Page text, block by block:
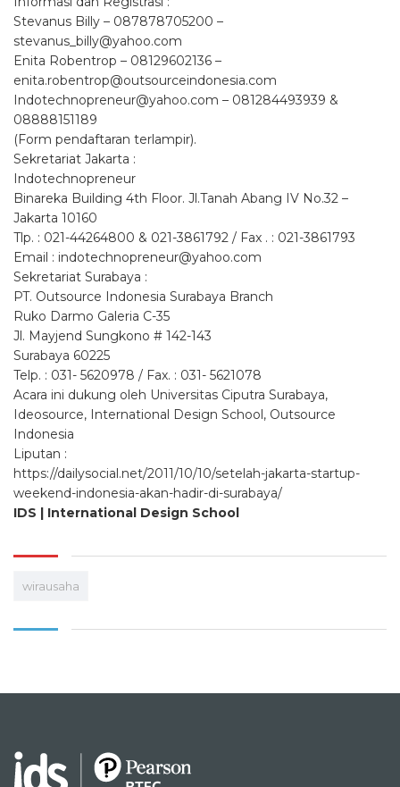
Stevanus Billy – 087878705200 –
stevanus_billy@yahoo.com
Enita Robentrop – 08129602136 –
enita.robentrop@outsourceindonesia.com
Indotechnopreneur@yahoo.com – 081284493939 &
08888151189
(Form pendaftaran terlampir).
Sekretariat Jakarta :
Indotechnopreneur
Binareka Building 4th Floor. Jl.Tanah Abang IV No.32 –
Jakarta 10160
Tlp. : 021-44264800 & 021-3861792 / Fax . : 021-3861793
Email : indotechnopreneur@yahoo.com
Sekretariat Surabaya :
PT. Outsource Indonesia Surabaya Branch
Ruko Darmo Galeria C-35
Jl. Mayjend Sungkono # 142-143
Surabaya 60225
Telp. : 031- 5620978 / Fax. : 031- 5621078
Acara ini dukung oleh Universitas Ciputra Surabaya,
Ideosource, International Design School, Outsource
Indonesia
Liputan :
https://dailysocial.net/2011/10/10/setelah-jakarta-startup-
weekend-indonesia-akan-hadir-di-surabaya/
IDS | International Design School
wirausaha